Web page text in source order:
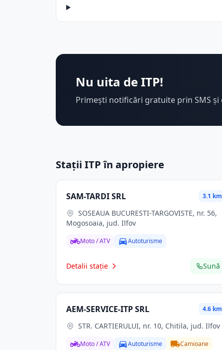
Nu uita de ITP!
Primești notificări gratuite prin SMS și
Stații ITP în apropiere
SAM-TARDI SRL 3.1 km
Mogosoaia, jud. Ilfov
Moto / ATV Autoturisme
Detalii stație Sună
AEM-SERVICE-ITP SRL 4.6 km
STR. CARTIERULUI, nr. 10, Chitila, jud. Ilfov
Moto / ATV Autoturisme Camioane